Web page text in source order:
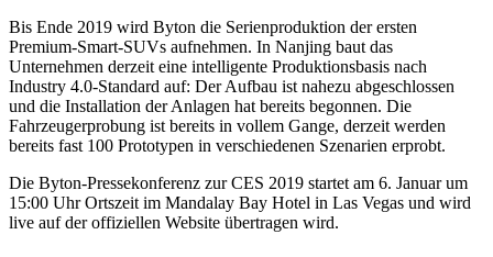
Bis Ende 2019 wird Byton die Serienproduktion der ersten
Premium-Smart-SUVs aufnehmen. In Nanjing baut das
Unternehmen derzeit eine intelligente Produktionsbasis nach
Industry 4.0-Standard auf: Der Aufbau ist nahezu abgeschlossen
und die Installation der Anlagen hat bereits begonnen. Die
Fahrzeugerprobung ist bereits in vollem Gange, derzeit werden
bereits fast 100 Prototypen in verschiedenen Szenarien erprobt.
Die Byton-Pressekonferenz zur CES 2019 startet am 6. Januar um
15:00 Uhr Ortszeit im Mandalay Bay Hotel in Las Vegas und wird
live auf der offiziellen Website übertragen wird.